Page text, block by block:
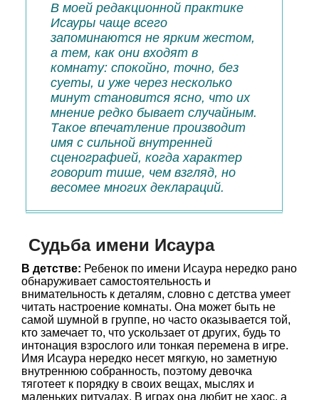
В моей редакционной практике
Исауры чаще всего
запоминаются не ярким жестом,
а тем, как они входят в
комнату: спокойно, точно, без
суеты, и уже через несколько
минут становится ясно, что их
мнение редко бывает случайным.
Такое впечатление производит
имя с сильной внутренней
сценографией, когда характер
говорит тише, чем взгляд, но
весомее многих деклараций.
Судьба имени Исаура
В детстве: Ребенок по имени Исаура нередко рано
обнаруживает самостоятельность и
внимательность к деталям, словно с детства умеет
читать настроение комнаты. Она может быть не
самой шумной в группе, но часто оказывается той,
кто замечает то, что ускользает от других, будь то
интонация взрослого или тонкая перемена в игре.
Имя Исаура нередко несет мягкую, но заметную
внутреннюю собранность, поэтому девочка
тяготеет к порядку в своих вещах, мыслях и
маленьких ритуалах. В играх она любит не хаос, а